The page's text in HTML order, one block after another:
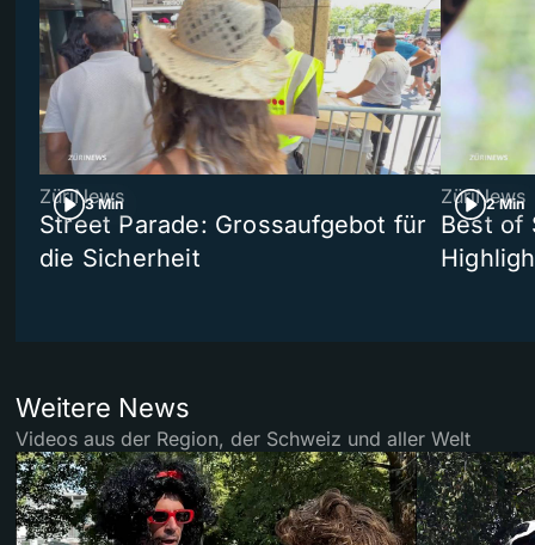
3 Min
ZüriNews
Street Parade: Grossaufgebot für
die Sicherheit
2 Min
ZüriNews
Best of
Weitere News
Videos aus der Region, der Schweiz und aller Welt